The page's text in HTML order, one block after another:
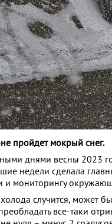
пройдет мокрый снег.
днями весны 2023
недели сделала
и мониторингу
случится, может
все-таки